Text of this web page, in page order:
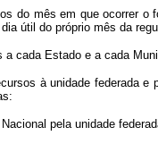
mês em que ocorrer o
útil do próprio mês da
Estado e a cada
à unidade federada e
pela unidade